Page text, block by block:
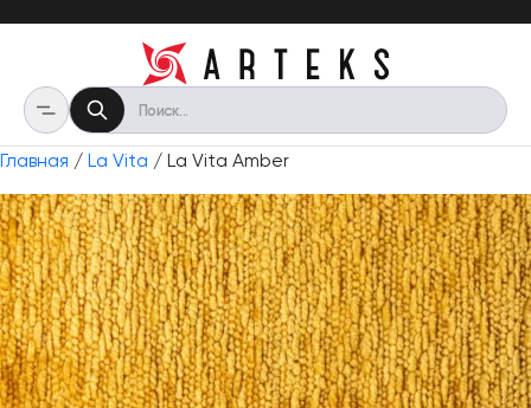
Главная / La Vita / La Vita Amber